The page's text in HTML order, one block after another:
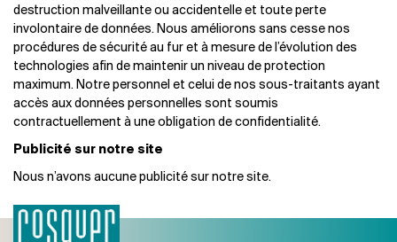
destruction malveillante ou accidentelle et toute perte
involontaire de données. Nous améliorons sans cesse nos
procédures de sécurité au fur et à mesure de l’évolution des
technologies afin de maintenir un niveau de protection
maximum. Notre personnel et celui de nos sous-traitants ayant
accès aux données personnelles sont soumis
contractuellement à une obligation de confidentialité.
Publicité sur notre site
Nous n’avons aucune publicité sur notre site.